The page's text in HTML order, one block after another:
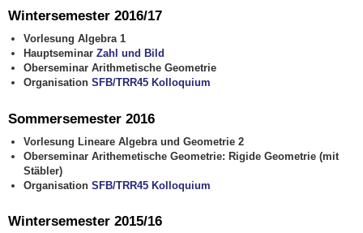
Wintersemester 2016/17
Vorlesung Algebra 1
HauptseminarZahl und Bild
Oberseminar Arithmetische Geometrie
OrganisationSFB/TRR45 Kolloquium
Sommersemester 2016
Vorlesung Lineare Algebra und Geometrie 2
Oberseminar Arithemetische Geometrie: Rigide Geometrie (mit
Stäbler)
OrganisationSFB/TRR45 Kolloquium
Wintersemester 2015/16